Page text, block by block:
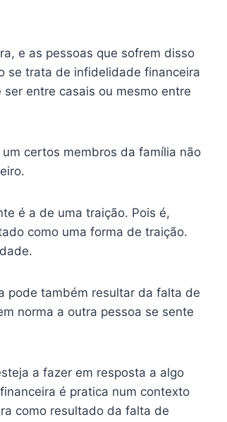
e as pessoas que sofrem disso
se trata de infidelidade financeira
entre casais ou mesmo entre
certos membros da família não
é a de uma traição. Pois é,
como uma forma de traição.
pode também resultar da falta de
norma a outra pessoa se sente
a fazer em resposta a algo
é pratica num contexto
como resultado da falta de